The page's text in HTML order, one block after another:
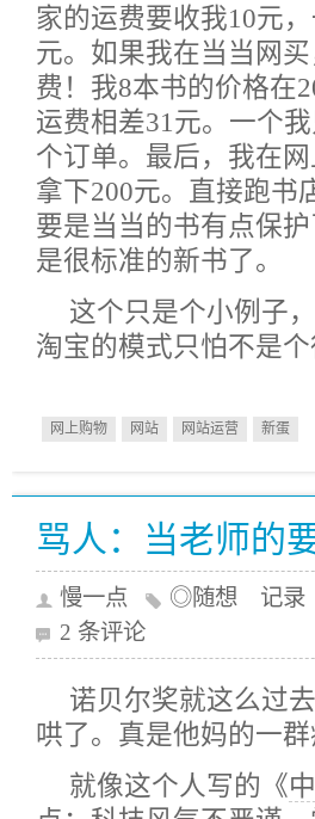
家的运费要收我10元
元。如果我在当当网
费！我8本书的价格在
运费相差31元。一个
个订单。最后，我在
拿下200元。直接跑书
要是当当的书有点保
是很标准的新书了。
这个只是个小例子
淘宝的模式只怕不是
网上购物 网站 网站运营 新蛋
骂人：当老师的
慢一点 ◎随想 记录
2 条评论
诺贝尔奖就这么过
哄了。真是他妈的一群
就像这个人写的《